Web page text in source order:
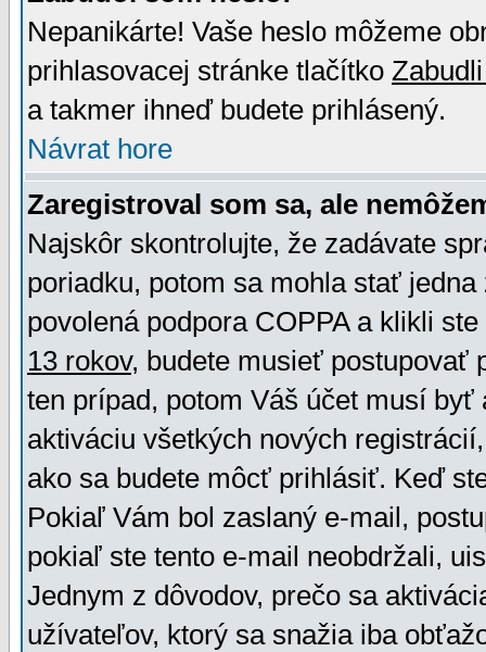
Nepanikárte! Vaše heslo môžeme
prihlasovacej stránke tlačítko
a takmer ihneď budete prihlásený.
Návrat hore
Zaregistroval som sa, ale
Najskôr skontrolujte, že zadávate
poriadku, potom sa mohla stať
povolená podpora COPPA a klikli
13 rokov, budete musieť postupovať
ten prípad, potom Váš účet musí
aktiváciu všetkých nových
ako sa budete môcť prihlásiť. Keď
Pokiaľ Vám bol zaslaný e-mail,
pokiaľ ste tento e-mail neobdržali,
Jednym z dôvodov, prečo sa
užívateľov, ktorý sa snažia iba